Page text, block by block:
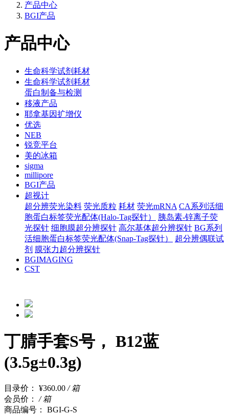
产品中心
BGI产品
产品中心
生命科学试剂耗材
生命科学试剂耗材
蛋白制备与检测
移液产品
耶拿基因扩增仪
优选
NEB
锐竞平台
美的冰箱
sigma
millipore
BGI产品
超视计
超分辨荧光染料 荧光质粒 耗材 荧光mRNA CA系列活细
胞蛋白标签荧光配体(Halo-Tag探针）
胰岛素-锌离子荧
光探针 细胞膜超分辨探针 高尔基体超分辨探针 BG系列
活细胞蛋白标签荧光配体(Snap-Tag探针）
超分辨偶联试
剂 膜张力超分辨探针
BGIMAGING
CST
丁腈手套S号， B12蓝
(3.5g±0.3g)
目录价： ¥360.00 / 箱
会员价：
/ 箱
商品编号：
BGI-G-S